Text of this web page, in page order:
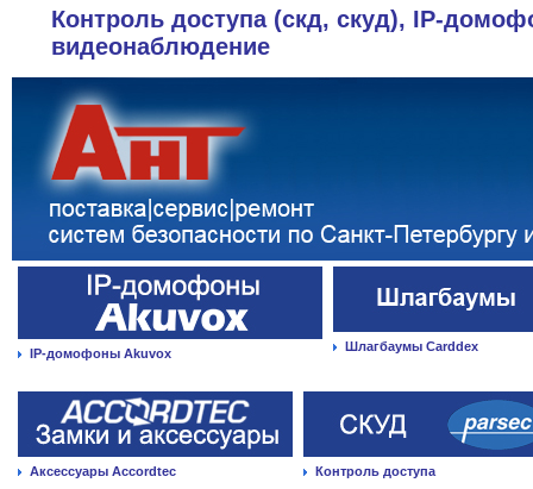
Контроль доступа (скд, скуд), IP-
видеонаблюдение
IP-домофоны Akuvox Шлагбаумы Carddex
Аксессуары Accordtec Контроль доступа